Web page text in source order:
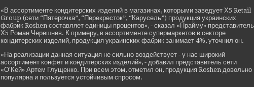
«В ассортименте кондитерских изде­лий в магазинах, которыми заве­дует Х5 Retail
Group (сети “Пятерочка”, “Перекресток”, “Карусель”) продукция украинских
фабрик Roshen составляет единицы процентов», - сказал «Прайму» представитель
Х5 Роман Черешнев. К примеру, в ассортименте супермаркетов в секторе
кондитерских изде­лий, продукция украинских фабрик занимает 4%, уточнил он.
«На реализации данная ситуация не сильно возде­йствует - у нас широкий
ассортимент конфет и кондитерских изде­лий», - добавил представитель сети
«О'Кей» Артем Глущенко. При всем этом, отметил он, продукция Roshen довольно
популярна и пользуется устойчивым спросом.